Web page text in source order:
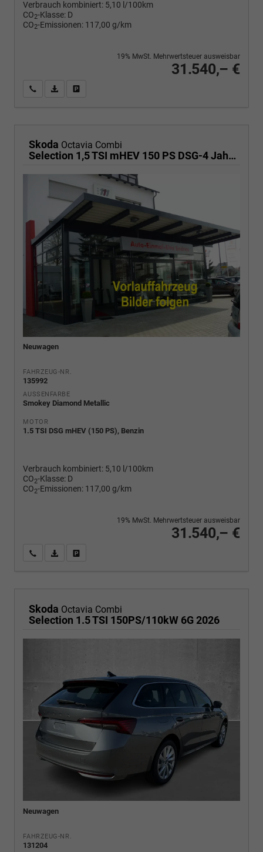
Verbrauch kombiniert: 5,10 l/100km
CO2-Klasse: D
CO2-Emissionen: 117,00 g/km
31.540,– €
19% MwSt. Mehrwertsteuer ausweisbar
Wir rufen Sie anPDF-Fahrzeugexposé drucken
Skoda Octavia Combi
Selection 1,5 TSI mHEV 150 PS DSG-4 Jahre Garantie-Anhängerkupplung schwenkbar-PDC vorne und hinten-Sitzheizung-Smart Link
Neuwagen
FAHRZEUG-NR.
135992
AUSSENFARBE
Smokey Diamond Metallic
MOTOR
1.5 TSI DSG mHEV (150 PS), Benzin
Verbrauch kombiniert: 5,10 l/100km
CO2-Klasse: D
CO2-Emissionen: 117,00 g/km
31.540,– €
19% MwSt. Mehrwertsteuer ausweisbar
Wir rufen Sie anPDF-Fahrzeugexposé drucken
Skoda Octavia Combi
Selection 1.5 TSI 150PS/110kW 6G 2026
Neuwagen
FAHRZEUG-NR.
131204